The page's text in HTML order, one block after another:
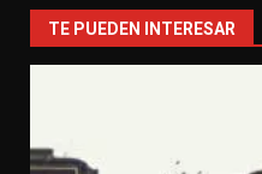
TE PUEDEN INTERESAR